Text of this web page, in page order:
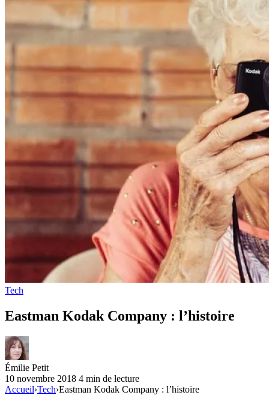
Tech
Eastman Kodak Company : l’histoire
Émilie Petit
10 novembre 2018 4 min de lecture
Accueil›Tech›Eastman Kodak Company : l’histoire